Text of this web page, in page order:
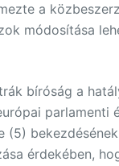
a
módosítása
bíróság a
parlamenti
(5)
érdekében,